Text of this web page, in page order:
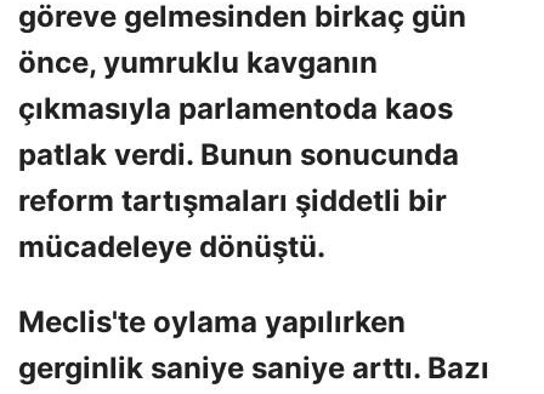
göreve gelmesinden birkaç gün
önce, yumruklu kavganın
çıkmasıyla parlamentoda kaos
patlak verdi. Bunun sonucunda
reform tartışmaları şiddetli bir
mücadeleye dönüştü.
Meclis'te oylama yapılırken
gerginlik saniye saniye arttı. Bazı